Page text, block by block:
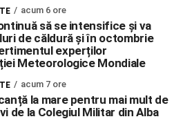
acum 6 ore
să se intensifice și va
de căldură și în octombrie
experților
Meteorologice Mondiale
acum 7 ore
la mare pentru mai mult de
de la Colegiul Militar din Alba